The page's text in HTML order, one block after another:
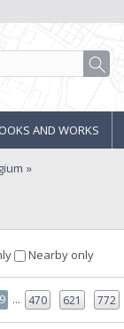
AND WORKS
Nearby only
... 470 621 772